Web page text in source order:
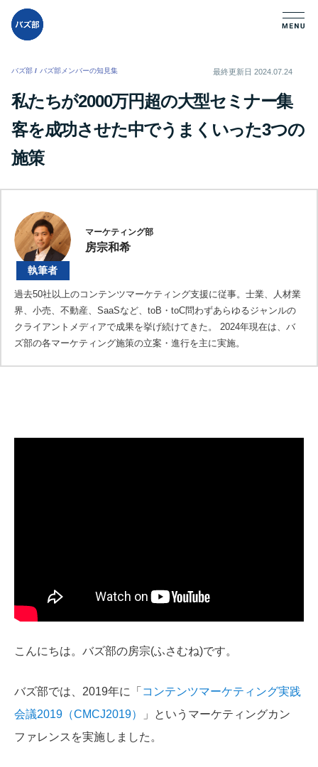
バズ部 / バズ部メンバーの知見集 最終更新日 2024.07.24
私たちが2000万円超の大型セミナー集
客を成功させた中でうまくいった3つの
施策
執筆者
マーケティング部
房宗和希
過去50社以上のコンテンツマーケティング支援に従事。士業、人材業
界、小売、不動産、SaaSなど、toB・toC問わずあらゆるジャンルの
クライアントメディアで成果を挙げ続けてきた。 2024年現在は、バ
ズ部の各マーケティング施策の立案・進行を主に実施。
こんにちは。バズ部の房宗(ふさむね)です。
バズ部では、2019年に「 コンテンツマーケティング実践
会議2019（CMCJ2019）
」というマーケティングカン
ファレンスを実施しました。